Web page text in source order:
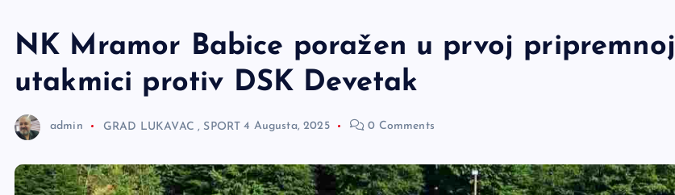
NK Mramor Babice poražen u prvoj pripremnoj
utakmici protiv DSK Devetak
admin GRAD LUKAVAC , SPORT 4 Augusta, 2025 0 Comments